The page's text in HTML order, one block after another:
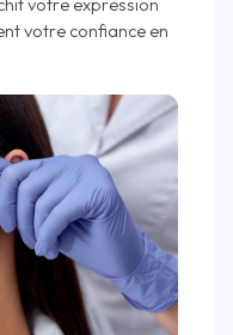
votre expression
votre confiance en